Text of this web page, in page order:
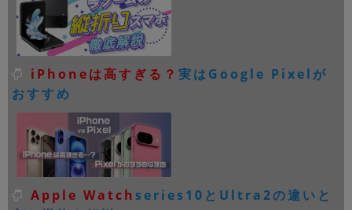
iPhoneは高すぎる？ 実はGoogle Pixelが
おすすめ
Apple Watchseries10とUltra2の違いと